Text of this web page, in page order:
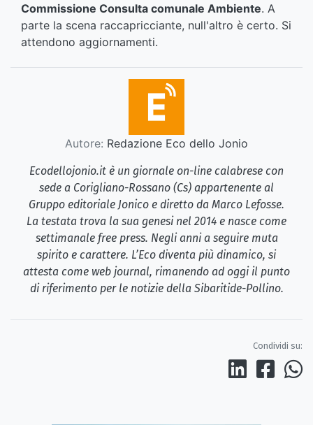
Commissione Consulta comunale Ambiente. A
parte la scena raccapricciante, null'altro è certo. Si
attendono aggiornamenti.
Autore: Redazione Eco dello Jonio
Ecodellojonio.it è un giornale on-line calabrese con
sede a Corigliano-Rossano (Cs) appartenente al
Gruppo editoriale Jonico e diretto da Marco Lefosse.
La testata trova la sua genesi nel 2014 e nasce come
settimanale free press. Negli anni a seguire muta
spirito e carattere. L’Eco diventa più dinamico, si
attesta come web journal, rimanendo ad oggi il punto
di riferimento per le notizie della Sibaritide-Pollino.
Condividi su: